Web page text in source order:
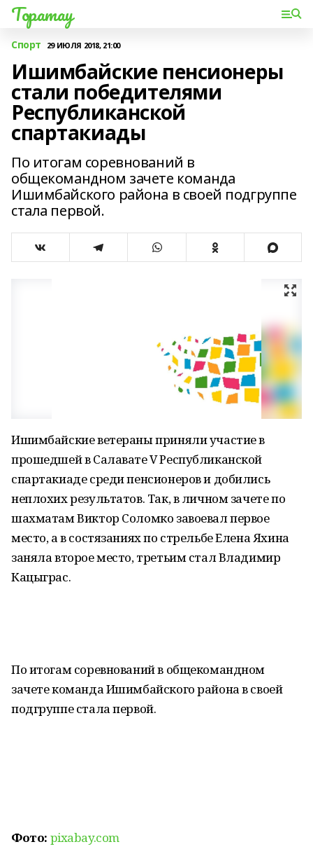
Торатау
Спорт 29 ИЮЛЯ 2018, 21:00
Ишимбайские пенсионеры
стали победителями
Республиканской
спартакиады
По итогам соревнований в
общекомандном зачете команда
Ишимбайского района в своей подгруппе
стала первой.
Ишимбайские ветераны приняли участие в
прошедшей в Салавате V Республиканской
спартакиаде среди пенсионеров и добились
неплохих результатов. Так, в личном зачете по
шахматам Виктор Соломко завоевал первое
место, а в состязаниях по стрельбе Елена Яхина
заняла второе место, третьим стал Владимир
Кацыграс.
По итогам соревнований в общекомандном
зачете команда Ишимбайского района в своей
подгруппе стала первой.
Фото: pixabay.com